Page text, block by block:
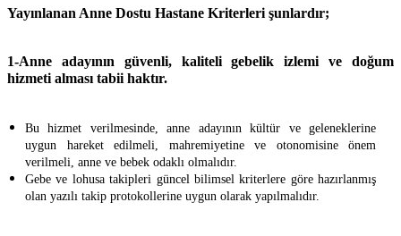
Yayınlanan Anne Dostu Hastane Kriterleri şunlardır;
1-Anne adayının güvenli, kaliteli gebelik izlemi ve doğum
hizmeti alması tabii haktır.
Bu hizmet verilmesinde, anne adayının kültür ve geleneklerine
uygun hareket edilmeli, mahremiyetine ve otonomisine önem
verilmeli, anne ve bebek odaklı olmalıdır.
Gebe ve lohusa takipleri güncel bilimsel kriterlere göre hazırlanmış
olan yazılı takip protokollerine uygun olarak yapılmalıdır.